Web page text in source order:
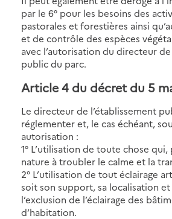
par le 6° pour les besoins des
pastorales et forestières ainsi
et de contrôle des espèces
avec l’autorisation du directeur
public du parc.
Article 4 du décret du 5
Le directeur de l’établissement
réglementer et, le cas échéant,
autorisation :
1° L’utilisation de toute chose
nature à troubler le calme et la
2° L’utilisation de tout éclairage
soit son support, sa localisation et
l’exclusion de l’éclairage des
d’habitation.